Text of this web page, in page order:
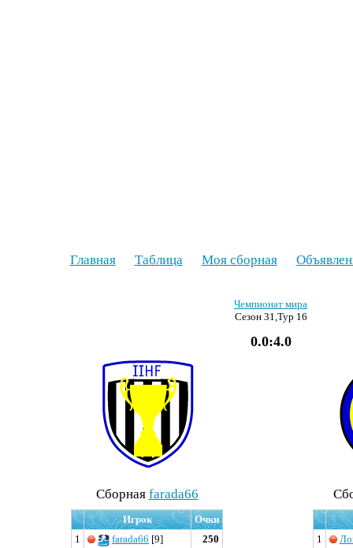
Главная Таблица Моя сборная
Чемпионат мира
Сезон 31,Тур 16
0.0:4.0
Cборная farada66
Игрок
Очки
1
farada66 [9] 250 1